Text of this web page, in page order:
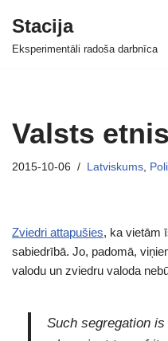
Skip
Stacija
Eksperimentāli radoša darbnīca
Valsts
2015-10-06 Latviskums,
Zviedri attapušies, ka vietām
sabiedrībā. Jo, padomā,
valodu un zviedru valoda
Such segregation